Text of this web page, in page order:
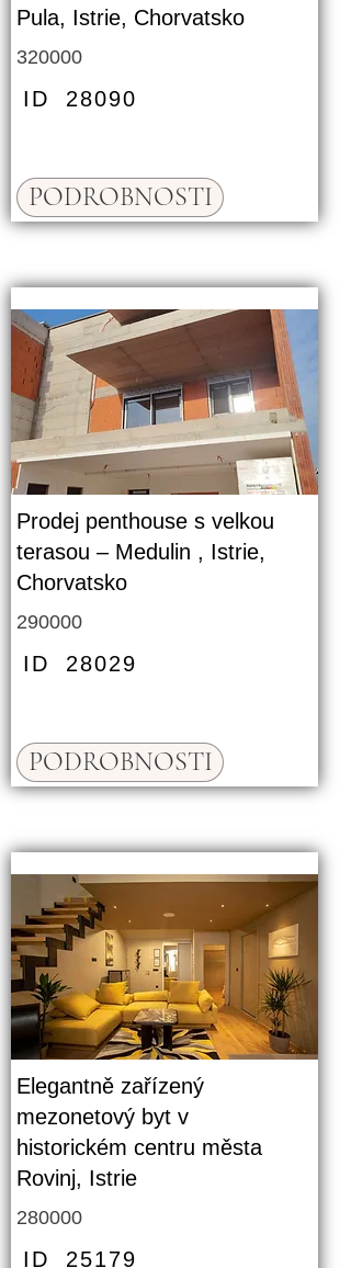
Pula, Istrie, Chorvatsko
320000
ID 28090
PODROBNOSTI
Prodej penthouse s velkou
terasou – Medulin , Istrie,
Chorvatsko
290000
ID 28029
PODROBNOSTI
Elegantně zařízený
mezonetový byt v
historickém centru města
Rovinj, Istrie
280000
ID 25179